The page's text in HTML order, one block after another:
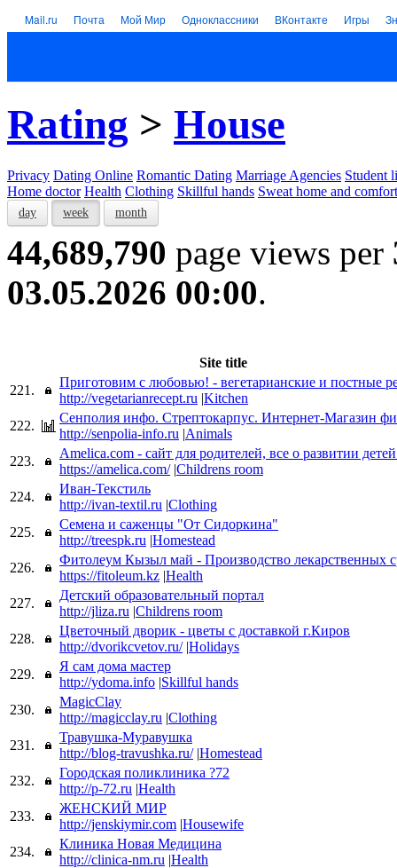
Mail.ru Почта Мой Мир Одноклассники ВКонтакте Игры
Rating > House
Privacy Dating Online Romantic Dating Marriage Agencies Student
Home doctor Health Clothing Skillful hands Sweat home and comfort
day week month
44,689,790 page views per
03.05.2026 00:00.
Site title
221.
Приготовим с любовью! - вегетарианские и постные
http://vegetarianrecept.ru |Kitchen
222.
Сенполия инфо. Стрептокарпус. Интернет-Магазин
http://senpolia-info.ru |Animals
223.
Amelica.com - сайт для родителей, все о развитии
https://amelica.com/ |Childrens room
224.
Иван-Текстиль
http://ivan-textil.ru |Clothing
225.
Семена и саженцы "От Сидоркина"
http://treespk.ru |Homestead
226.
Фитолеум Кызыл май - Производство лекарственных
https://fitoleum.kz |Health
227.
Детский образовательный портал
http://jliza.ru |Childrens room
228.
Цветочный дворик - цветы с доставкой г.Киров
http://dvorikcvetov.ru/ |Holidays
229.
Я сам дома мастер
http://ydoma.info |Skillful hands
230.
MagicClay
http://magicclay.ru |Clothing
231.
Травушка-Муравушка
http://blog-travushka.ru/ |Homestead
232.
Городская поликлиника ?72
http://p-72.ru |Health
233.
ЖЕНСКИЙ МИР
http://jenskiymir.com |Housewife
234.
Клиника Новая Медицина
http://clinica-nm.ru |Health